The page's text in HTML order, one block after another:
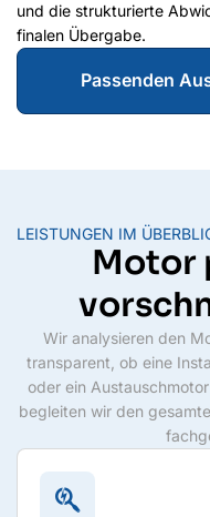
und die strukturierte
finalen Übergabe.
Passenden
LEISTUNGEN IM
Motor
Wir analysieren den
transparent, ob eine
oder ein
begleiten wir den